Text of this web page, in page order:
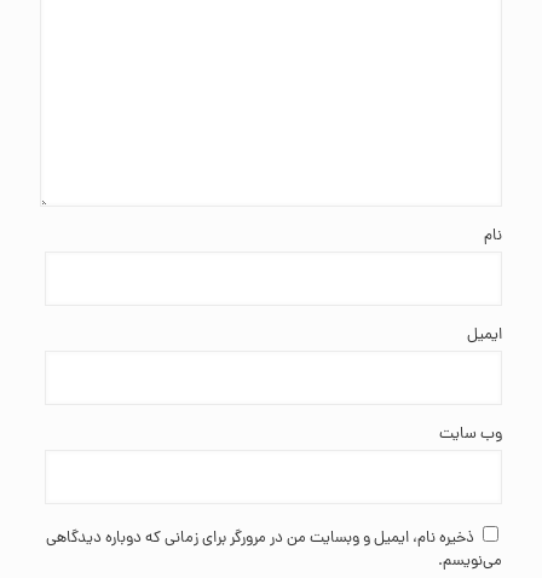
نام
ایمیل
وب‌ سایت
ذخیره نام، ایمیل و وبسایت من در مرورگر برای زمانی که دوباره دیدگاهی
می‌نویسم.